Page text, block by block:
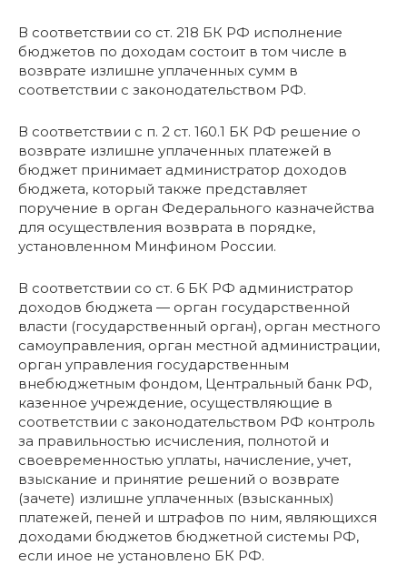
В соответствии со ст. 218 БК РФ исполнение
бюджетов по доходам состоит в том числе в
возврате излишне уплаченных сумм в
соответствии с законодательством РФ.
В соответствии с п. 2 ст. 160.1 БК РФ решение о
возврате излишне уплаченных платежей в
бюджет принимает администратор доходов
бюджета, который также представляет
поручение в орган Федерального казначейства
для осуществления возврата в порядке,
установленном Минфином России.
В соответствии со ст. 6 БК РФ администратор
доходов бюджета — орган государственной
власти (государственный орган), орган местного
самоуправления, орган местной администрации,
орган управления государственным
внебюджетным фондом, Центральный банк РФ,
казенное учреждение, осуществляющие в
соответствии с законодательством РФ контроль
за правильностью исчисления, полнотой и
своевременностью уплаты, начисление, учет,
взыскание и принятие решений о возврате
(зачете) излишне уплаченных (взысканных)
платежей, пеней и штрафов по ним, являющихся
доходами бюджетов бюджетной системы РФ,
если иное не установлено БК РФ.